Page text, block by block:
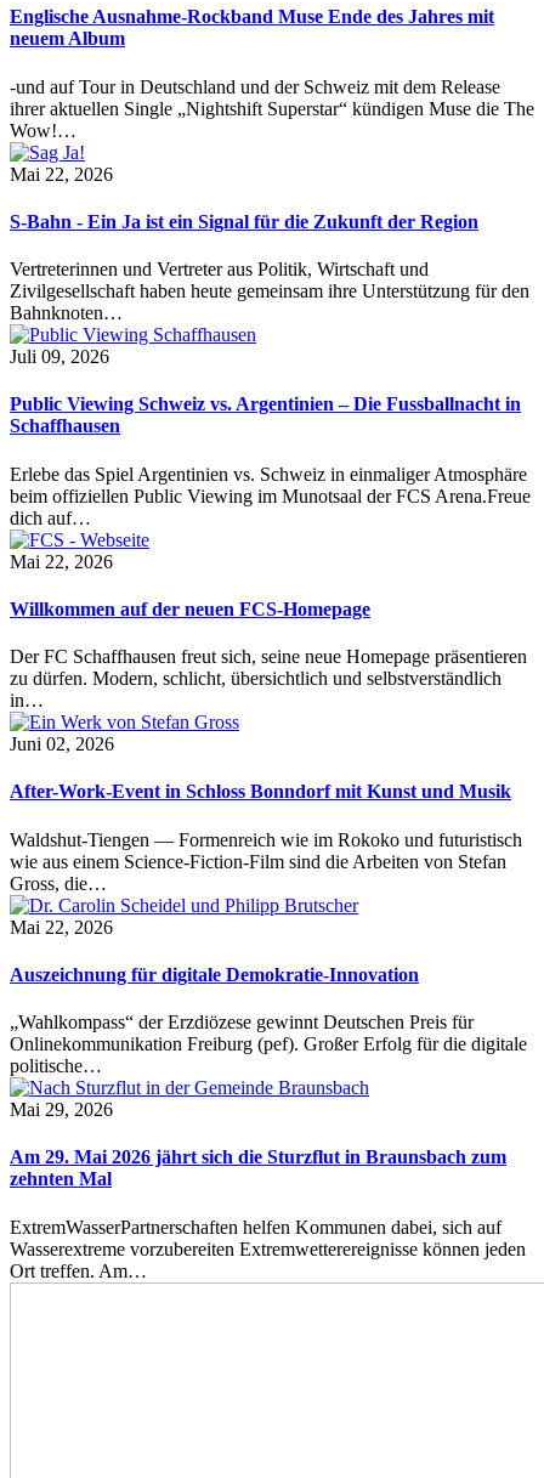
Englische Ausnahme-Rockband Muse Ende des Jahres mit
neuem Album
-und auf Tour in Deutschland und der Schweiz mit dem Release
ihrer aktuellen Single „Nightshift Superstar“ kündigen Muse die The
Wow!…
Mai 22, 2026
S-Bahn - Ein Ja ist ein Signal für die Zukunft der Region
Vertreterinnen und Vertreter aus Politik, Wirtschaft und
Zivilgesellschaft haben heute gemeinsam ihre Unterstützung für den
Bahnknoten…
Juli 09, 2026
Public Viewing Schweiz vs. Argentinien – Die Fussballnacht in
Schaffhausen
Erlebe das Spiel Argentinien vs. Schweiz in einmaliger Atmosphäre
beim offiziellen Public Viewing im Munotsaal der FCS Arena.Freue
dich auf…
Mai 22, 2026
Willkommen auf der neuen FCS-Homepage
Der FC Schaffhausen freut sich, seine neue Homepage präsentieren
zu dürfen. Modern, schlicht, übersichtlich und selbstverständlich
in…
Juni 02, 2026
After-Work-Event in Schloss Bonndorf mit Kunst und Musik
Waldshut-Tiengen — Formenreich wie im Rokoko und futuristisch
wie aus einem Science-Fiction-Film sind die Arbeiten von Stefan
Gross, die…
Mai 22, 2026
Auszeichnung für digitale Demokratie-Innovation
„Wahlkompass“ der Erzdiözese gewinnt Deutschen Preis für
Onlinekommunikation Freiburg (pef). Großer Erfolg für die digitale
politische…
Mai 29, 2026
Am 29. Mai 2026 jährt sich die Sturzflut in Braunsbach zum
zehnten Mal
ExtremWasserPartnerschaften helfen Kommunen dabei, sich auf
Wasserextreme vorzubereiten Extremwetterereignisse können jeden
Ort treffen. Am…